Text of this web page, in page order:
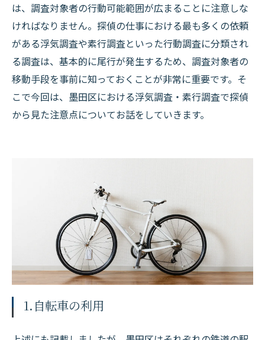
は、調査対象者の行動可能範囲が広まることに注意しな
ければなりません。探偵の仕事における最も多くの依頼
がある浮気調査や素行調査といった行動調査に分類され
る調査は、基本的に尾行が発生するため、調査対象者の
移動手段を事前に知っておくことが非常に重要です。そ
こで今回は、墨田区における浮気調査・素行調査で探偵
から見た注意点についてお話をしていきます。
1.自転車の利用